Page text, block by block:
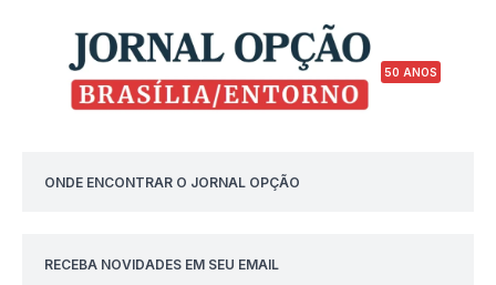
50 ANOS
ONDE ENCONTRAR O JORNAL OPÇÃO
RECEBA NOVIDADES EM SEU EMAIL